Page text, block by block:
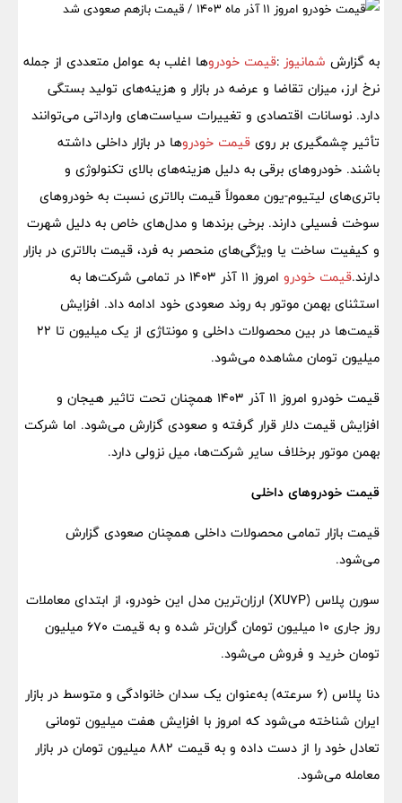
به گزارش شمانیوز :قیمت خودروها اغلب به عوامل متعددی از جمله
نرخ ارز، میزان تقاضا و عرضه در بازار و هزینه‌های تولید بستگی
دارد. نوسانات اقتصادی و تغییرات سیاست‌های وارداتی می‌توانند
تأثیر چشمگیری بر روی قیمت خودروها در بازار داخلی داشته
باشند. خودروهای برقی به دلیل هزینه‌های بالای تکنولوژی و
باتری‌های لیتیوم-یون معمولاً قیمت بالاتری نسبت به خودروهای
سوخت فسیلی دارند. برخی برندها و مدل‌های خاص به دلیل شهرت
و کیفیت ساخت یا ویژگی‌های منحصر به فرد، قیمت بالاتری در بازار
دارند.قیمت خودرو
امروز 11 آذر 1403 در تمامی شرکت‌ها به
استثنای بهمن موتور به روند صعودی خود ادامه داد. افزایش
قیمت‌ها در بین محصولات داخلی و مونتاژی از یک میلیون تا 22
میلیون تومان مشاهده می‌شود.
قیمت خودرو امروز 11 آذر 1403 همچنان تحت تاثیر هیجان و
افزایش قیمت دلار قرار گرفته و صعودی گزارش می‌شود. اما شرکت
بهمن موتور برخلاف سایر شرکت‌ها، میل نزولی دارد.
قیمت خودرو‌های داخلی
قیمت بازار تمامی محصولات داخلی همچنان صعودی گزارش
می‌شود.
سورن پلاس (XU7P) ارزان‌ترین مدل این خودرو، از ابتدای معاملات
روز جاری 10 میلیون تومان گران‌تر شده و به قیمت 670 میلیون
تومان خرید و فروش می‌شود.
دنا پلاس (6 سرعته) به‌عنوان یک سدان خانوادگی و متوسط در بازار
ایران شناخته می‌شود که امروز با افزایش هفت میلیون تومانی
تعادل خود را از دست داده و به قیمت 882 میلیون تومان در بازار
معامله می‌شود.